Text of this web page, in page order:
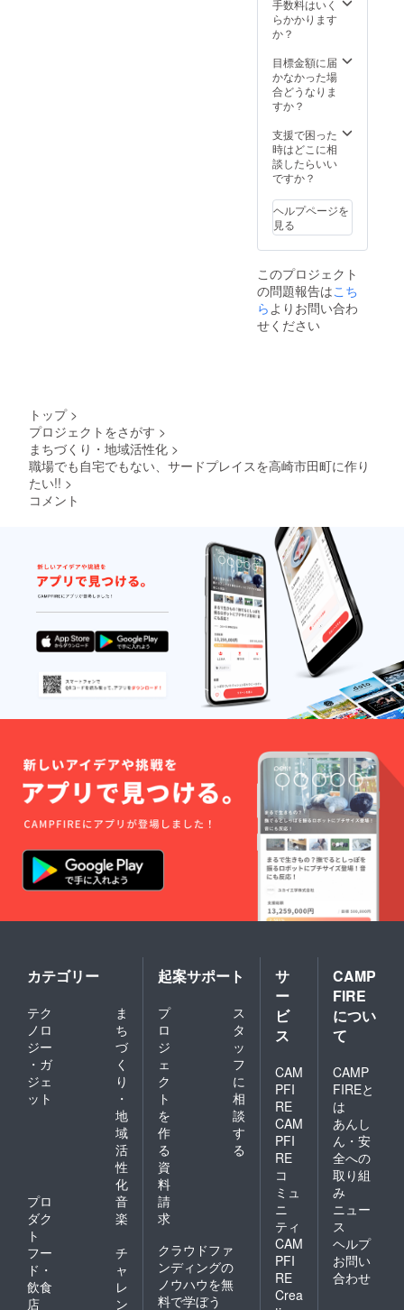
を得な
い状況
絡の上
ご相談
くださ
回ご利
用時に
クレ
ジット
での会
が必要
です。
※VISA
、
Master
、
AMERI
員登録
ことが
可能で
す。
６．お
客様の
ご意見
を伺い
ながら
ご利用
のシス
テムな
ど微調
整させ
ていた
あるこ
とをご
了承く
ださ
い。
とを
『お礼
て確認
させて
いただ
３．営
業開始
～２か
月以内
ご利用
をお願
いいた
しま
（やむ
を得な
い状況
の場合
ジット
が必要
です。
※VISA
、
Master
、
AMERI
CAN
EXPRE
SSカー
ドの
み、ご
利用い
ただけ
員登録
はいつ
でも解
除する
ことが
可能で
す。
６．お
客様の
ご意見
ながら
テムな
ど微調
整させ
ていた
だく可
能性も
あるこ
了承く
ださ
い。
書など
自由に
だけれ
ばと考
えてお
特記事
項◆
１．営
業開始
１日～
を予定
してお
ります
の前後
はご了
承下さ
い。
２．初
『お礼
させて
いただ
きま
す。
３．営
業開始
～２か
月以内
に初回
ご利用
をお願
いいた
しま
す。
い状況
の場合
はご連
絡の上
ご相談
くださ
い。）
４．初
回ご利
ジット
員登録
が必要
です。
※VISA
Master
CAN
EXPRE
SSカー
ドの
み、ご
利用い
ただけ
ます。
５．会
員登録
はいつ
でも解
除する
ことが
可能で
が、コ
ロナ禍
ている
人々が
いるこ
とに尊
意を込
めてデ
ザイン
してい
まし
た。 ◆
４種類
のデザ
らお選
びくだ
さい。
→ご希
望のデ
入くだ
さい。
手数料はいく
らかかります
か？
目標金額に届
かなかった場
合どうなりま
すか？
支援で困った
時はどこに相
談したらいい
ですか？
ヘルプページを
見る
このプロジェクト
の問題報告はこち
ら よりお問い合わ
せください
トップ >
プロジェクトをさがす >
まちづくり・地域活性化 >
職場でも自宅でもない、サードプレイスを高崎市田町に作り
たい!! >
コメント
カテゴリー
テク
ノロ
ジー
・ガ
ジェ
ット
ま
ち
づ
く
り
・
地
域
活
性
化
プロ
ダク
ト
音
楽
フー
ド・
飲食
店
チ
ャ
レ
ン
起案サポート
プ
ロ
ジ
ェ
ク
ト
を
作
る
ス
タ
ッ
フ
に
相
談
す
る
資
料
請
求
クラウドファ
ンディングの
ノウハウを無
料で学ぼう
サ
ー
ビ
ス
CAM
PFI
RE
CAM
PFI
RE
コ
ミュ
ニ
ティ
CAM
PFI
RE
Crea
CAMP
FIRE
につい
て
CAMP
FIREと
は
あんし
ん・安
全への
取り組
み
ニュー
ス
ヘルプ
お問い
合わせ